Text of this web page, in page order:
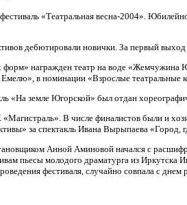
«Театральная весна-2004».
дебютировали новички. За первый
награжден театр на воде «Жемчужина
в номинации «Взрослые театральные
«На земле Югорской» был отдан
В числе финалистов были и
за спектакль Ивана Вырыпаева «Город,
Анной Аминовой начался с
пьесы молодого драматурга из
фестиваля, случайно совпала с